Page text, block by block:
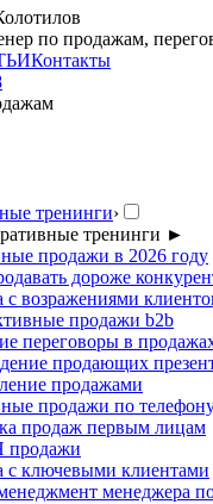
по продажам,
Контакты
тренинги›
тренинги ►
продажи в 2026 году
дороже
с возражениями
продажи b2b
переговоры в
продающих
продажами
продажи по
продаж первым лицам
с ключевыми клиентами
менеджера